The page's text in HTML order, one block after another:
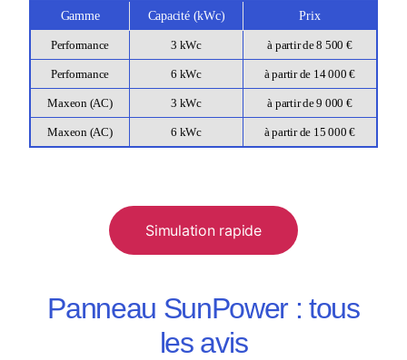
Gamme Capacité (kWc) Prix
Performance 3 kWc à partir de 8 500 €
Performance 6 kWc à partir de 14 000 €
Maxeon (AC) 3 kWc à partir de 9 000 €
Maxeon (AC) 6 kWc à partir de 15 000 €
Simulation rapide
Panneau SunPower : tous
les avis